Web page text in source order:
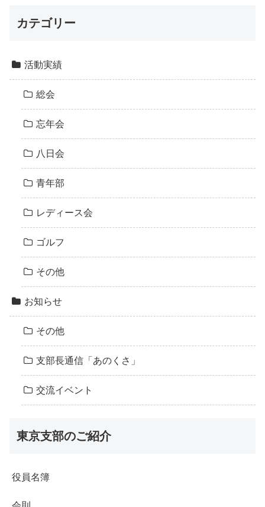
カテゴリー
活動実績
総会
忘年会
八日会
青年部
レディース会
ゴルフ
その他
お知らせ
その他
支部長通信「あのくさ」
交流イベント
東京支部のご紹介
役員名簿